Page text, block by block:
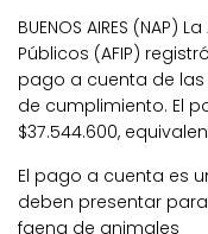
BUENOS AIRES
Públicos (AFIP)
pago a cuenta de las
de cumplimiento. El
$37.544.600,
El pago a cuenta es
deben presentar
faena de animales